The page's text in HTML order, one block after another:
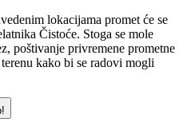
lokacijama promet će se
Čistoće. Stoga se mole
poštivanje privremene prometne
kako bi se radovi mogli